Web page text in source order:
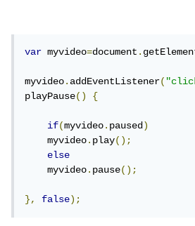
var myvideo=document.
myvideo.addEventListener(
playPause() {
if(myvideo.paused)
    myvideo
.play();
else
    myvideo
.pause();
}, false);